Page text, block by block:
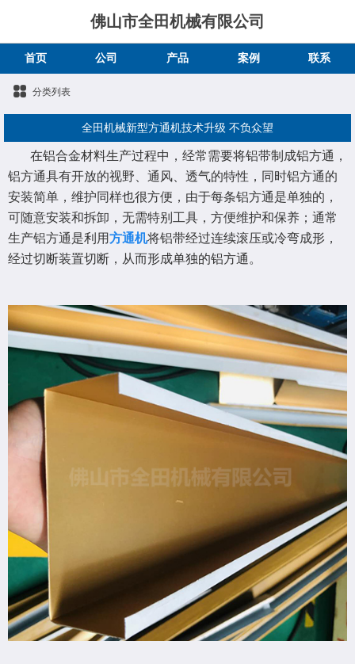
佛山市全田机械有限公司
首页 公司 产品 案例 联系
分类列表
全田机械新型方通机技术升级 不负众望
在铝合金材料生产过程中，经常需要将铝带制成铝方通，
铝方通具有开放的视野、通风、透气的特性，同时铝方通的
安装简单，维护同样也很方便，由于每条铝方通是单独的，
可随意安装和拆卸，无需特别工具，方便维护和保养；通常
生产铝方通是利用方通机将铝带经过连续滚压或冷弯成形，
经过切断装置切断，从而形成单独的铝方通。